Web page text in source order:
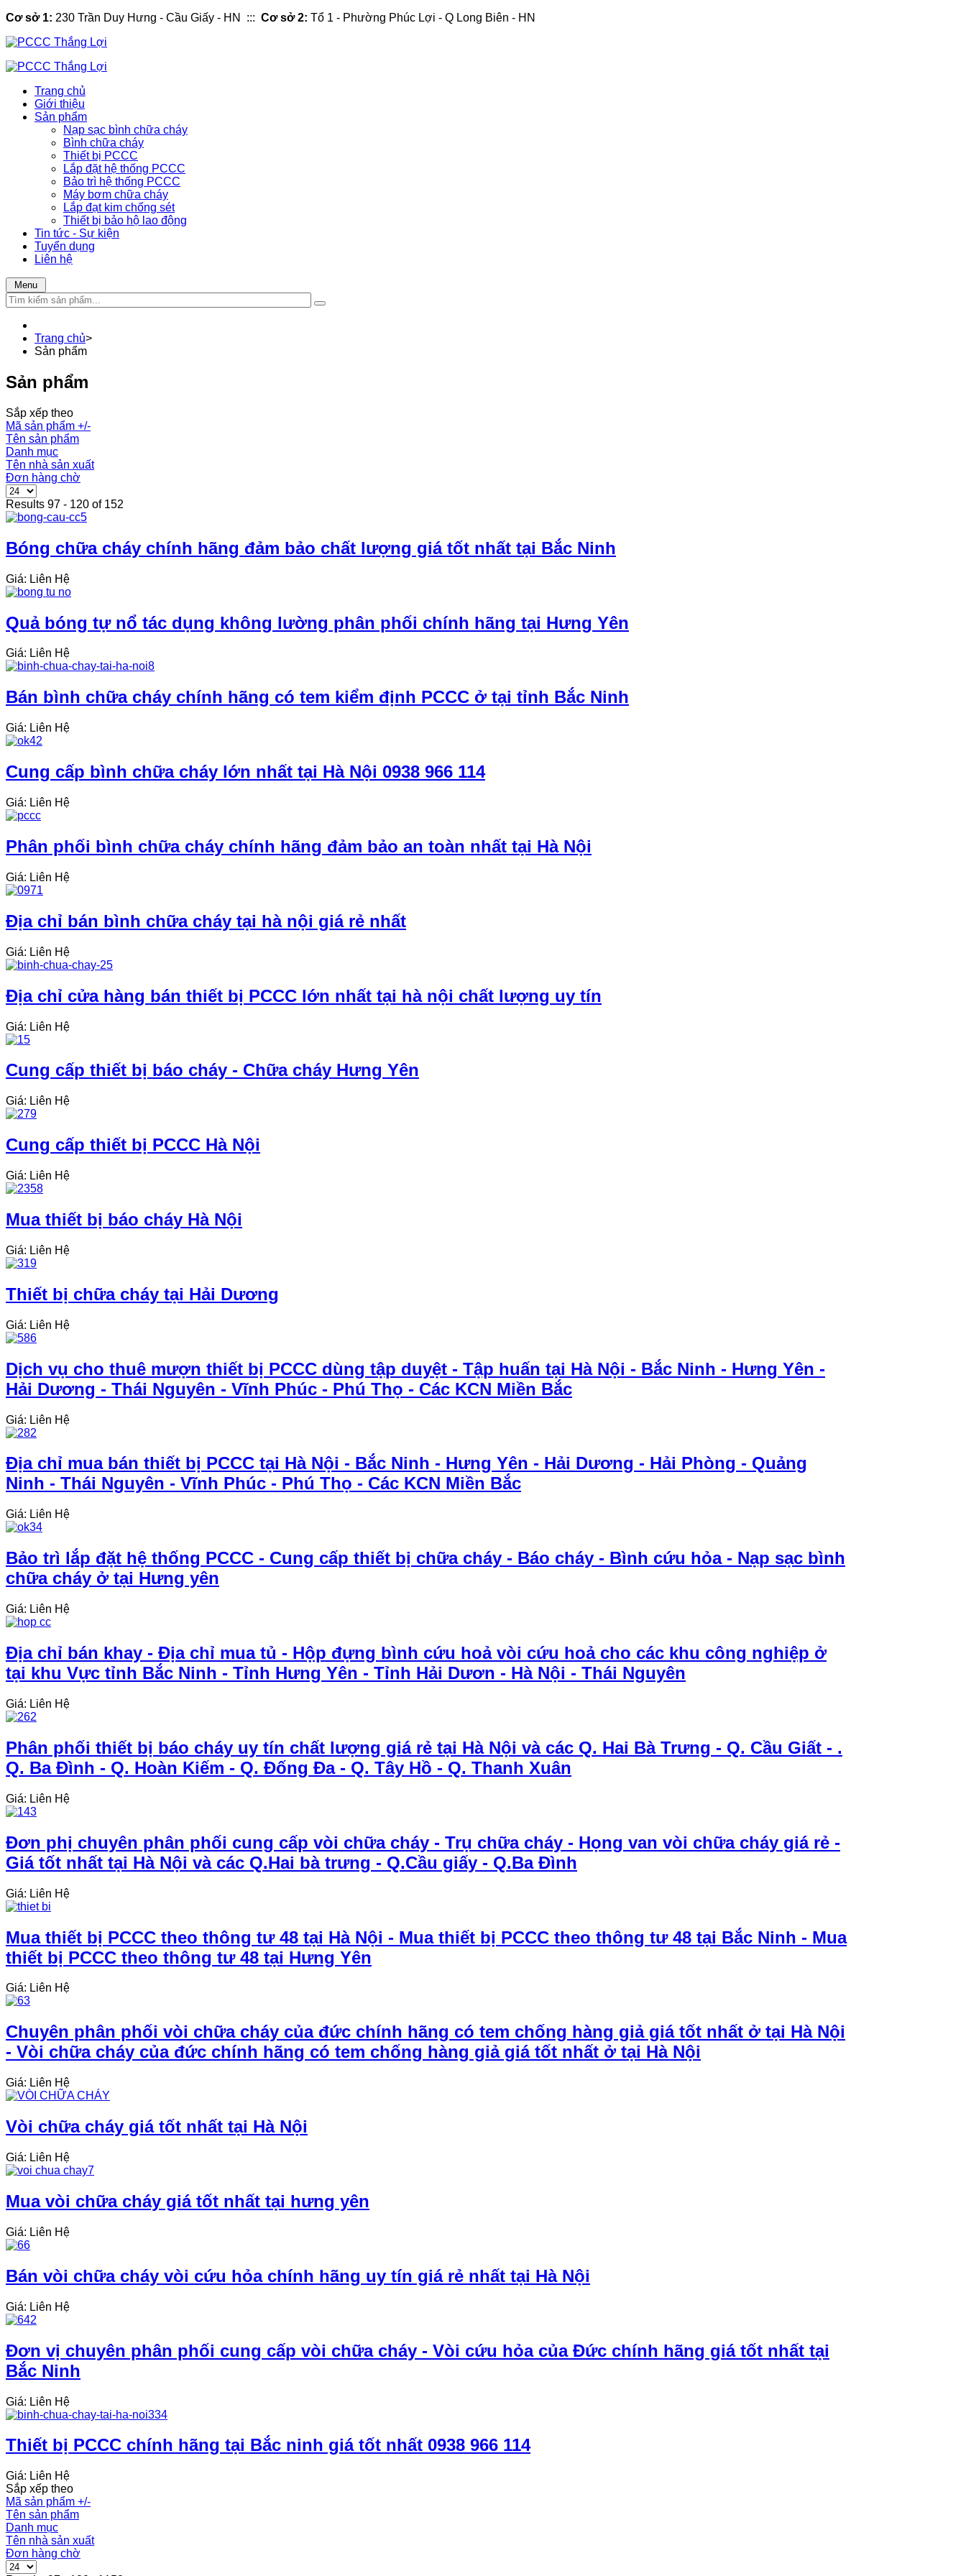
Cơ sở 1: 230 Trần Duy Hưng - Cầu Giấy - HN ::: Cơ sở 2: Tổ 1 - Phường Phúc Lợi - Q Long Biên - HN
Trang chủ
Giới thiệu
Sản phẩm
Nạp sạc bình chữa cháy
Bình chữa cháy
Thiết bị PCCC
Lắp đặt hệ thống PCCC
Bảo trì hệ thống PCCC
Máy bơm chữa cháy
Lắp đạt kim chống sét
Thiết bị bảo hộ lao động
Tin tức - Sự kiện
Tuyển dụng
Liên hệ
Menu
Trang chủ>
Sản phẩm
Sản phẩm
Sắp xếp theo
Mã sản phẩm +/-
Tên sản phẩm
Danh mục
Tên nhà sản xuất
Đơn hàng chờ
Results 97 - 120 of 152
Bóng chữa cháy chính hãng đảm bảo chất lượng giá tốt nhất tại Bắc Ninh
Giá: Liên Hệ
Quả bóng tự nổ tác dụng không lường phân phối chính hãng tại Hưng Yên
Giá: Liên Hệ
Bán bình chữa cháy chính hãng có tem kiểm định PCCC ở tại tỉnh Bắc Ninh
Giá: Liên Hệ
Cung cấp bình chữa cháy lớn nhất tại Hà Nội 0938 966 114
Giá: Liên Hệ
Phân phối bình chữa cháy chính hãng đảm bảo an toàn nhất tại Hà Nội
Giá: Liên Hệ
Địa chỉ bán bình chữa cháy tại hà nội giá rẻ nhất
Giá: Liên Hệ
Địa chỉ cửa hàng bán thiết bị PCCC lớn nhất tại hà nội chất lượng uy tín
Giá: Liên Hệ
Cung cấp thiết bị báo cháy - Chữa cháy Hưng Yên
Giá: Liên Hệ
Cung cấp thiết bị PCCC Hà Nội
Giá: Liên Hệ
Mua thiết bị báo cháy Hà Nội
Giá: Liên Hệ
Thiết bị chữa cháy tại Hải Dương
Giá: Liên Hệ
Dịch vụ cho thuê mượn thiết bị PCCC dùng tập duyệt - Tập huấn tại Hà Nội - Bắc Ninh - Hưng Yên -
Hải Dương - Thái Nguyên - Vĩnh Phúc - Phú Thọ - Các KCN Miền Bắc
Giá: Liên Hệ
Địa chỉ mua bán thiết bị PCCC tại Hà Nội - Bắc Ninh - Hưng Yên - Hải Dương - Hải Phòng - Quảng
Ninh - Thái Nguyên - Vĩnh Phúc - Phú Thọ - Các KCN Miền Bắc
Giá: Liên Hệ
Bảo trì lắp đặt hệ thống PCCC - Cung cấp thiết bị chữa cháy - Báo cháy - Bình cứu hỏa - Nạp sạc bình
chữa cháy ở tại Hưng yên
Giá: Liên Hệ
Địa chỉ bán khay - Địa chỉ mua tủ - Hộp đựng bình cứu hoả vòi cứu hoả cho các khu công nghiệp ở
tại khu Vực tỉnh Bắc Ninh - Tỉnh Hưng Yên - Tỉnh Hải Dươn - Hà Nội - Thái Nguyên
Giá: Liên Hệ
Phân phối thiết bị báo cháy uy tín chất lượng giá rẻ tại Hà Nội và các Q. Hai Bà Trưng - Q. Cầu Giất - .
Q. Ba Đình - Q. Hoàn Kiếm - Q. Đống Đa - Q. Tây Hồ - Q. Thanh Xuân
Giá: Liên Hệ
Đơn phị chuyên phân phối cung cấp vòi chữa cháy - Trụ chữa cháy - Họng van vòi chữa cháy giá rẻ -
Giá tốt nhất tại Hà Nội và các Q.Hai bà trưng - Q.Cầu giấy - Q.Ba Đình
Giá: Liên Hệ
Mua thiết bị PCCC theo thông tư 48 tại Hà Nội - Mua thiết bị PCCC theo thông tư 48 tại Bắc Ninh - Mua
thiết bị PCCC theo thông tư 48 tại Hưng Yên
Giá: Liên Hệ
Chuyên phân phối vòi chữa cháy của đức chính hãng có tem chống hàng giả giá tốt nhất ở tại Hà Nội
- Vòi chữa cháy của đức chính hãng có tem chống hàng giả giá tốt nhất ở tại Hà Nội
Giá: Liên Hệ
Vòi chữa cháy giá tốt nhất tại Hà Nội
Giá: Liên Hệ
Mua vòi chữa cháy giá tốt nhất tại hưng yên
Giá: Liên Hệ
Bán vòi chữa cháy vòi cứu hỏa chính hãng uy tín giá rẻ nhất tại Hà Nội
Giá: Liên Hệ
Đơn vị chuyên phân phối cung cấp vòi chữa cháy - Vòi cứu hỏa của Đức chính hãng giá tốt nhất tại
Bắc Ninh
Giá: Liên Hệ
Thiết bị PCCC chính hãng tại Bắc ninh giá tốt nhất 0938 966 114
Giá: Liên Hệ
Sắp xếp theo
Mã sản phẩm +/-
Tên sản phẩm
Danh mục
Tên nhà sản xuất
Đơn hàng chờ